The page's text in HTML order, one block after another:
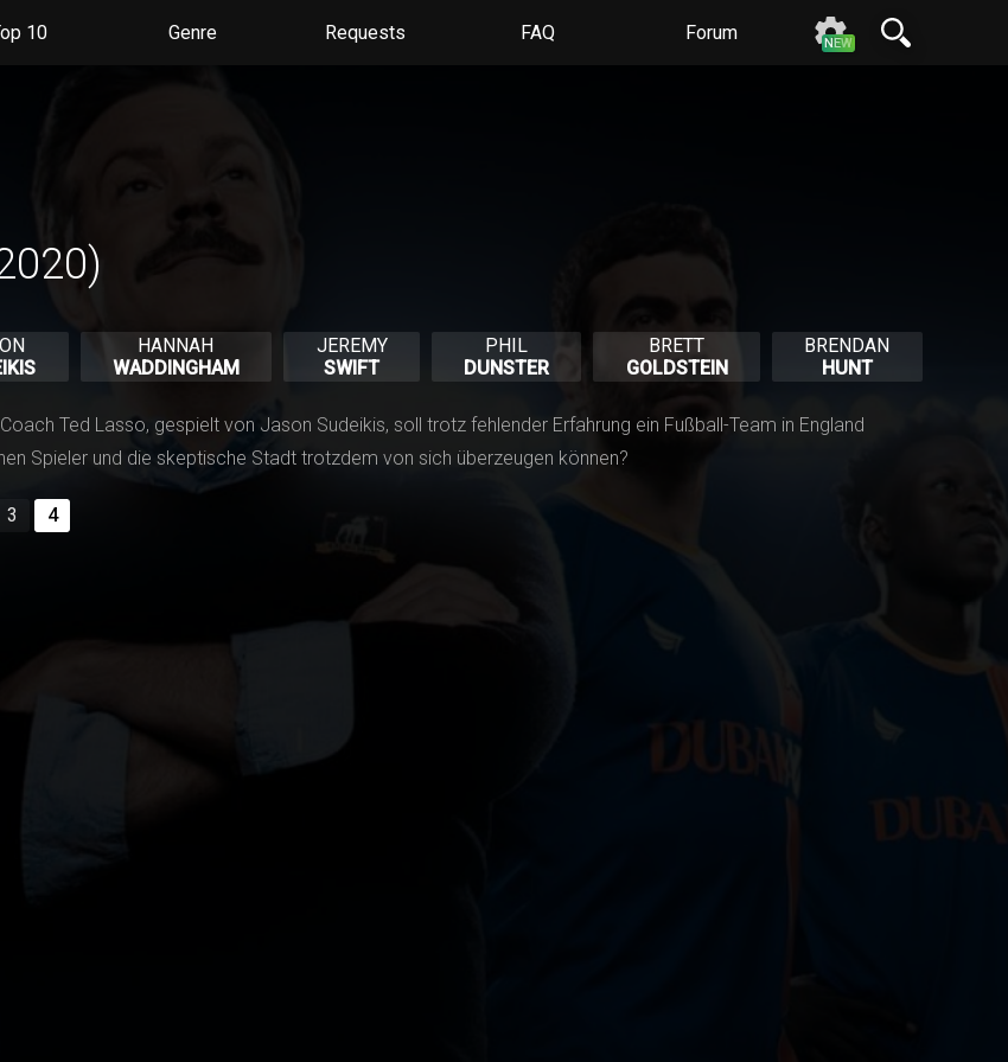
10 Genre Requests FAQ Forum NEW
oder neue hinzufügen.
HANNAH
WADDINGHAM
JEREMY
SWIFT
PHIL
DUNSTER
BRETT
GOLDSTEIN
BRENDAN
HUNT
Ted Lasso, gespielt von Jason Sudeikis, soll trotz fehlender Erfahrung ein Fußball-Team in England
Spieler und die skeptische Stadt trotzdem von sich überzeugen können?
3 4